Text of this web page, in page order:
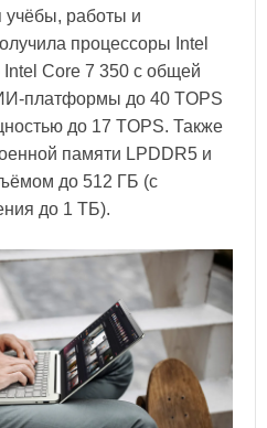
учёбы, работы и
процессоры Intel
Core 7 350 с общей
платформы до 40 TOPS
до 17 TOPS. Также
памяти LPDDR5 и
до 512 ГБ (с
до 1 ТБ).